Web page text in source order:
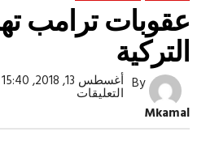
عقوبات ترامب
التركية
By
Mkamal
أغسطس 13, 2018, 15:40 م
التعليقاتعلى
تهدد